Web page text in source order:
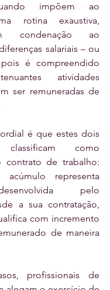
impõem ao
rotina exaustiva,
condenação ao
salariais – ou
é compreendido
atividades
ser remuneradas de
é que estes dois
como
contrato de trabalho:
representa
pelo
a sua contratação,
com incremento
de maneira
profissionais de